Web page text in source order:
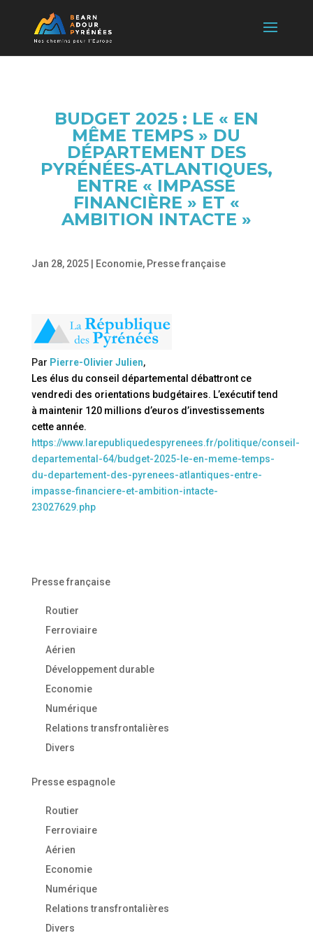
BUDGET 2025 : LE « EN
MÊME TEMPS » DU
DÉPARTEMENT DES
PYRÉNÉES-ATLANTIQUES,
ENTRE « IMPASSE
FINANCIÈRE » ET «
AMBITION INTACTE »
Jan 28, 2025| Economie, Presse française
Par Pierre-Olivier Julien,
Les élus du conseil départemental débattront ce
vendredi des orientations budgétaires. L’exécutif tend
à maintenir 120 millions d’euros d’investissements
cette année.
https://www.larepubliquedespyrenees.fr/politique/conseil-
departemental-64/budget-2025-le-en-meme-temps-
du-departement-des-pyrenees-atlantiques-entre-
impasse-financiere-et-ambition-intacte-
23027629.php
Presse française
Routier
Ferroviaire
Aérien
Développement durable
Economie
Numérique
Relations transfrontalières
Divers
Presse espagnole
Routier
Ferroviaire
Aérien
Economie
Numérique
Relations transfrontalières
Divers